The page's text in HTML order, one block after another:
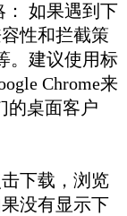
： 如果遇到下
性和拦截策
。建议使用标
Chrome来
的桌面客户
下载，浏览
没有显示下